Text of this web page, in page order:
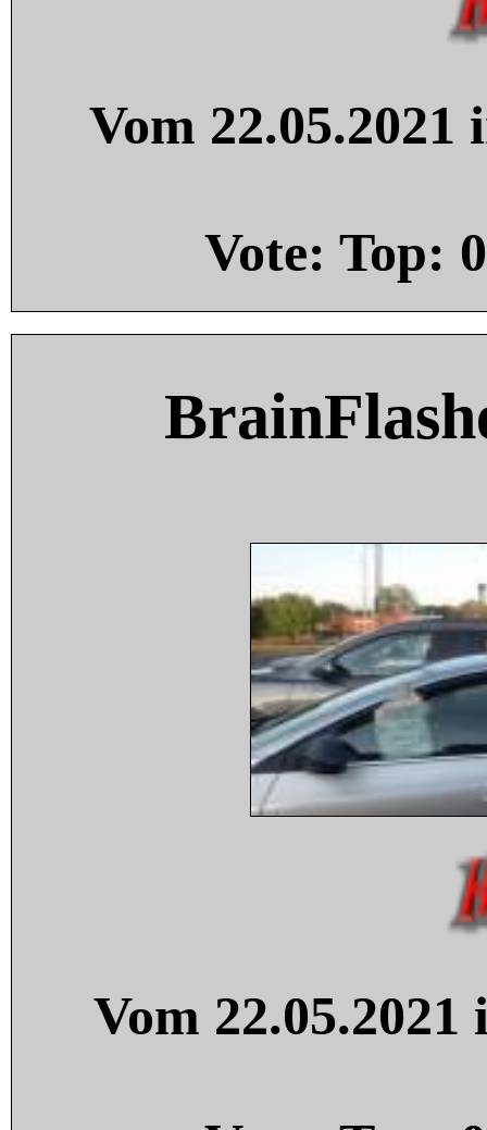
Vom
Vote: Top: 0
Vom